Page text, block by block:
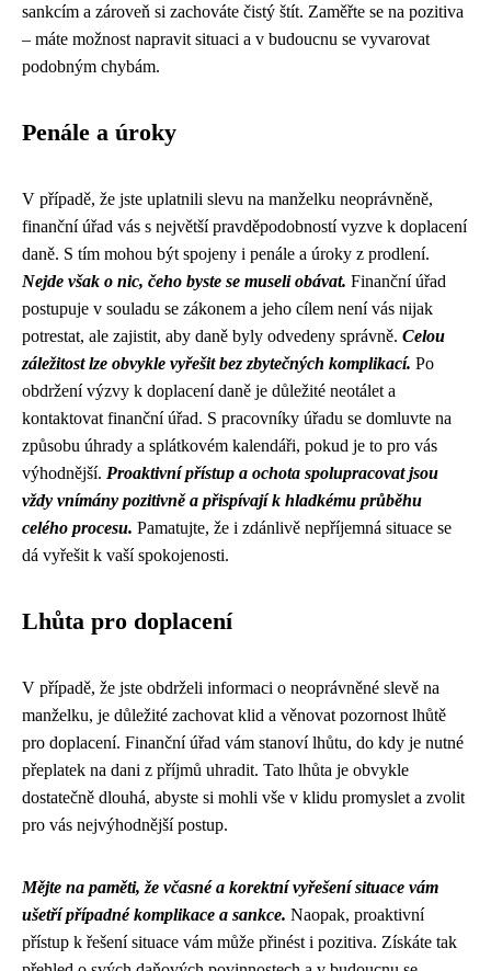
sankcím a zároveň si zachováte čistý štít. Zaměřte se na pozitiva
– máte možnost napravit situaci a v budoucnu se vyvarovat
podobným chybám.
Penále a úroky
V případě, že jste uplatnili slevu na manželku neoprávněně,
finanční úřad vás s největší pravděpodobností vyzve k doplacení
daně. S tím mohou být spojeny i penále a úroky z prodlení.
Nejde však o nic, čeho byste se museli obávat. Finanční úřad
postupuje v souladu se zákonem a jeho cílem není vás nijak
potrestat, ale zajistit, aby daně byly odvedeny správně. Celou
záležitost lze obvykle vyřešit bez zbytečných komplikací. Po
obdržení výzvy k doplacení daně je důležité neotálet a
kontaktovat finanční úřad. S pracovníky úřadu se domluvte na
způsobu úhrady a splátkovém kalendáři, pokud je to pro vás
výhodnější. Proaktivní přístup a ochota spolupracovat jsou
vždy vnímány pozitivně a přispívají k hladkému průběhu
celého procesu. Pamatujte, že i zdánlivě nepříjemná situace se
dá vyřešit k vaší spokojenosti.
Lhůta pro doplacení
V případě, že jste obdrželi informaci o neoprávněné slevě na
manželku, je důležité zachovat klid a věnovat pozornost lhůtě
pro doplacení. Finanční úřad vám stanoví lhůtu, do kdy je nutné
přeplatek na dani z příjmů uhradit. Tato lhůta je obvykle
dostatečně dlouhá, abyste si mohli vše v klidu promyslet a zvolit
pro vás nejvýhodnější postup.
Mějte na paměti, že včasné a korektní vyřešení situace vám
ušetří případné komplikace a sankce. Naopak, proaktivní
přístup k řešení situace vám může přinést i pozitiva. Získáte tak